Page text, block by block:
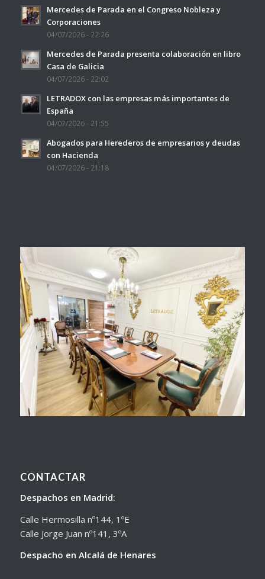
Mercedes de Parada en el Congreso Nobleza y
Corporaciones
04/07/2026 - 22:26
Mercedes de Parada presenta colaboración en libro
Casa de Galicia
04/07/2026 - 22:02
LETRADOX con las empresas más importantes de
España
04/07/2026 - 21:55
Abogados para Herederos de empresarios y deudas
con Hacienda
04/07/2026 - 21:18
CONTACTAR
Despachos en Madrid:
Calle Hermosilla nº144, 1ºE
Calle Jorge Juan nº141, 3ºA
Despacho en Alcalá de Henares